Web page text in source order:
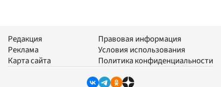
Редакция
Реклама
Карта сайта
Правовая информация
Условия использования
Политика конфиденциальности